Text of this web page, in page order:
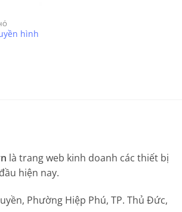
hình
là trang web kinh doanh các thiết bị
hiện nay.
Phường Hiệp Phú, TP. Thủ Đức,